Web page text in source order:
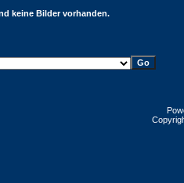
keine Bilder vorhanden.